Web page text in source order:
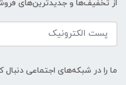
از تخفیف‌ها و جدیدترین‌های
ما را در شبکه‌های اجتماعی دنبال